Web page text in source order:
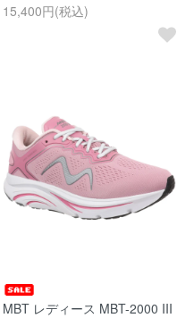
15,400円(税込)
MBT レディース MBT-2000 III